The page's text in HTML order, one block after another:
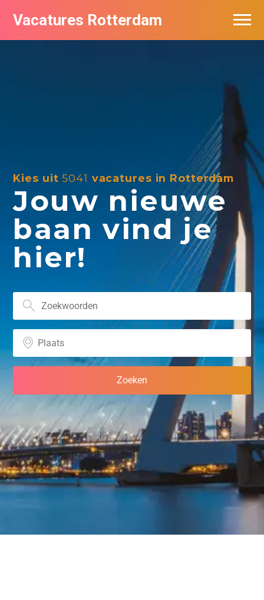
Vacatures Rotterdam
Kies uit5041 vacatures in Rotterdam
Jouw nieuwe
baan vind je
hier!
Vacatures per bedrijf